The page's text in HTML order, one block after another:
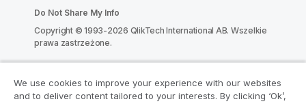
Do Not Share My Info
Copyright © 1993-2026 QlikTech International AB. Wszelkie
prawa zastrzeżone.
Dołącz do Programu Modernizacji
We use cookies to improve your experience with our websites
and to deliver content tailored to your interests. By clicking ‘Ok’,